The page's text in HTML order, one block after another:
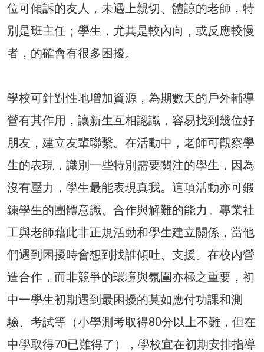
位可傾訴的友人，未遇上親切、體諒的老師，特
別是班主任；學生，尤其是較內向，或反應較慢
者，的確會有很多困擾。
學校可針對性地增加資源，為期數天的戶外輔導
營有其作用，讓新生互相認識，容易找到幾位好
朋友，建立友輩聯繫。在活動中，老師可觀察學
生的表現，識別一些特別需要關注的學生，因為
沒有壓力，學生最能表現真我。這項活動亦可鍛
鍊學生的團體意識、合作與解難的能力。專業社
工與老師藉此非正規活動和學生建立關係，當他
們遇到困擾時會想到找誰傾吐、支援。在校內營
造合作，而非競爭的環境與氛圍亦極之重要，初
中一學生初期遇到最困擾的莫如應付功課和測
驗、考試等（小學測考取得80分以上不難，但在
中學取得70已難得了），學校宜在初期安排指導